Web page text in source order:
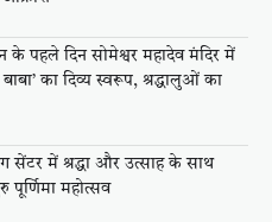
के पहले दिन सोमेश्वर महादेव मंदिर में
बाबा’ का दिव्य स्वरूप, श्रद्धालुओं का
सेंटर में श्रद्धा और उत्साह के साथ
पूर्णिमा महोत्सव